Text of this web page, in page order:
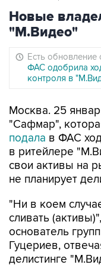
Новые
"М.Видео"
Есть обновление
ФАС одобрила
контроля в
Москва. 25
"Сафмар",
подала в ФАС
в ритейлере
свои активы на
не планирует
"Ни в коем
сливать
основатель
Гуцериев,
делистинге